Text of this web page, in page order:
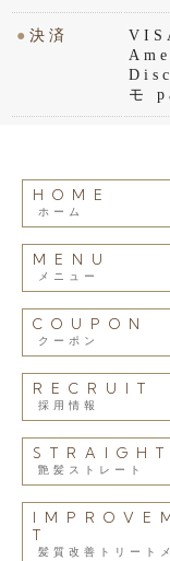
●決済
モ
HOME
ホーム
MENU
メニュー
COUPON
クーポン
RECRUIT
採用情報
STRAIGHT
艶髪ストレート
T
髪質改善トリート